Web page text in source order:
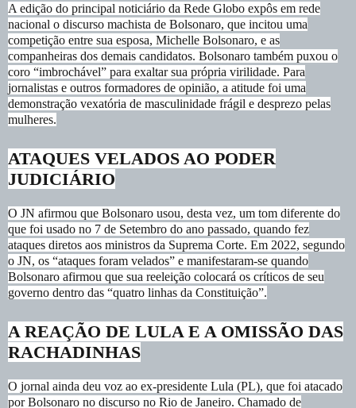
A edição do principal noticiário da Rede Globo expôs em rede
nacional o discurso machista de Bolsonaro, que incitou uma
competição entre sua esposa, Michelle Bolsonaro, e as
companheiras dos demais candidatos. Bolsonaro também puxou o
coro “imbrochável” para exaltar sua própria virilidade. Para
jornalistas e outros formadores de opinião, a atitude foi uma
demonstração vexatória de masculinidade frágil e desprezo pelas
mulheres.
ATAQUES VELADOS AO PODER
JUDICIÁRIO
O JN afirmou que Bolsonaro usou, desta vez, um tom diferente do
que foi usado no 7 de Setembro do ano passado, quando fez
ataques diretos aos ministros da Suprema Corte. Em 2022, segundo
o JN, os “ataques foram velados” e manifestaram-se quando
Bolsonaro afirmou que sua reeleição colocará os críticos de seu
governo dentro das “quatro linhas da Constituição”.
A REAÇÃO DE LULA E A OMISSÃO DAS
RACHADINHAS
O jornal ainda deu voz ao ex-presidente Lula (PL), que foi atacado
por Bolsonaro no discurso no Rio de Janeiro. Chamado de